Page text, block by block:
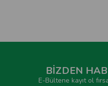
BİZDEN
E-Bültene kayıt ol